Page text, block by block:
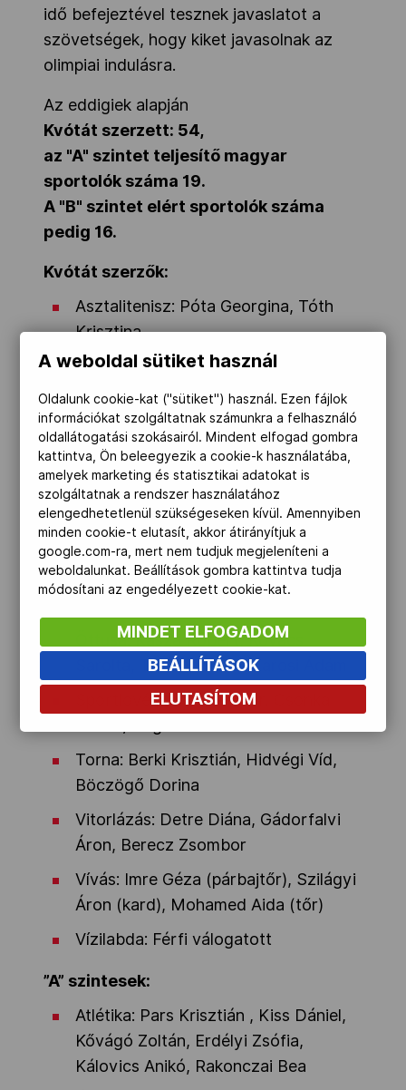
idő befejeztével tesznek javaslatot a
szövetségek, hogy kiket javasolnak az
olimpiai indulásra.
Az eddigiek alapján
Kvótát szerzett: 54,
az "A" szintet teljesítő magyar
sportolók száma 19.
A "B" szintet elért sportolók száma
pedig 16.
Kvótát szerzők:
Asztalitenisz: Póta Georgina, Tóth
Krisztina
Birkózás: Módos Péter, Deák Bárdos
Mihály, Sastin Marianna
Evezés: Juhász Adrián, Simon Béla
Kajak-kenu: 7 kajakos, 1 kenus és 6
női kvóta
Kerékpársport: Lovassy Krisztián
(Országúti mezőny verseny)
Ökölvívás: Harcsa Zoltán, Káté Gyula,
Öttusa: Kasza Róbert, Kovács
Sarolta, Tóth Adrienn, Marosi Ádám
Sportlövészet: Sidi Péter, Csonka
Torna: Berki Krisztián, Hidvégi Víd,
Böczögő Dorina
Vitorlázás: Detre Diána, Gádorfalvi
Áron, Berecz Zsombor
Vívás: Imre Géza (párbajtőr), Szilágyi
Áron (kard), Mohamed Aida (tőr)
Vízilabda: Férfi válogatott
”A” szintesek:
Atlétika: Pars Krisztián , Kiss Dániel,
Kővágó Zoltán, Erdélyi Zsófia,
Kálovics Anikó, Rakonczai Bea
A weboldal sütiket használ
Oldalunk cookie-kat ("sütiket") használ. Ezen fájlok
információkat szolgáltatnak számunkra a felhasználó
oldallátogatási szokásairól. Mindent elfogad gombra
kattintva, Ön beleegyezik a cookie-k használatába,
amelyek marketing és statisztikai adatokat is
szolgáltatnak a rendszer használatához
elengedhetetlenül szükségeseken kívül. Amennyiben
minden cookie-t elutasít, akkor átirányítjuk a
google.com-ra, mert nem tudjuk megjeleníteni a
weboldalunkat. Beállítások gombra kattintva tudja
módosítani az engedélyezett cookie-kat.
MINDET ELFOGADOM
BEÁLLÍTÁSOK
ELUTASÍTOM